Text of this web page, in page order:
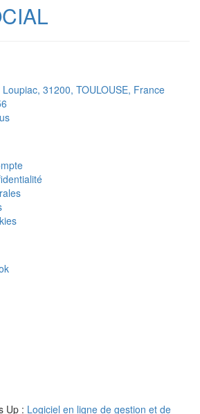
31200, TOULOUSE, France
Up : Logiciel en ligne de gestion et de